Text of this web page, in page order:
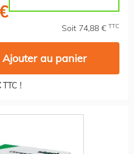
Soit 74,88 € TTC
Ajouter au panier
TTC !